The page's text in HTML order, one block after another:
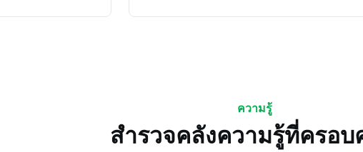
ความรู้
สำรวจคลังความรู้ที่ครอบ